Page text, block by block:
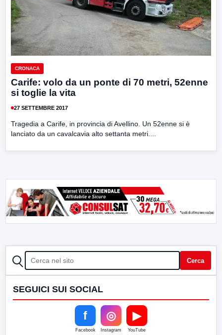
CRONACA
Carife: volo da un ponte di 70 metri, 52enne
si toglie la vita
27 SETTEMBRE 2017
Tragedia a Carife, in provincia di Avellino. Un 52enne si è
lanciato da un cavalcavia alto settanta metri....
CERCA Cerca
SEGUICI SUI SOCIAL
f
Facebook
◎
Instagram
▶
YouTube